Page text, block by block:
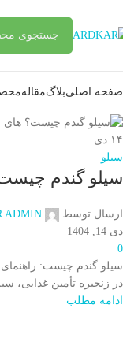
صفحه اصلیبلاگمقاله
۱۴ دی
سیلو
سیلو گندم
ارسال توسط
ADMIN
دی 14, 1404
0
سیلو گندم چیست: راهنمای
در زنجیره تأمین غذایی،
ادامه مطلب